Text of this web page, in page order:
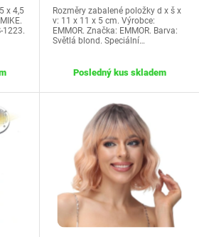
x 4,5
1223.
Rozměry zabalené položky d x š x
v: 11 x 11 x 5 cm. Výrobce:
EMMOR. Značka: EMMOR. Barva:
Světlá blond. Speciální…
Posledný kus skladem